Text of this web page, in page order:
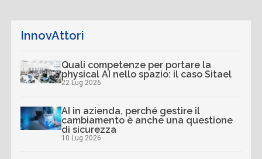
InnovAttori
Quali competenze per portare la
physical AI nello spazio: il caso Sitael
22 Lug 2026
AI in azienda, perché gestire il
cambiamento è anche una questione
di sicurezza
10 Lug 2026